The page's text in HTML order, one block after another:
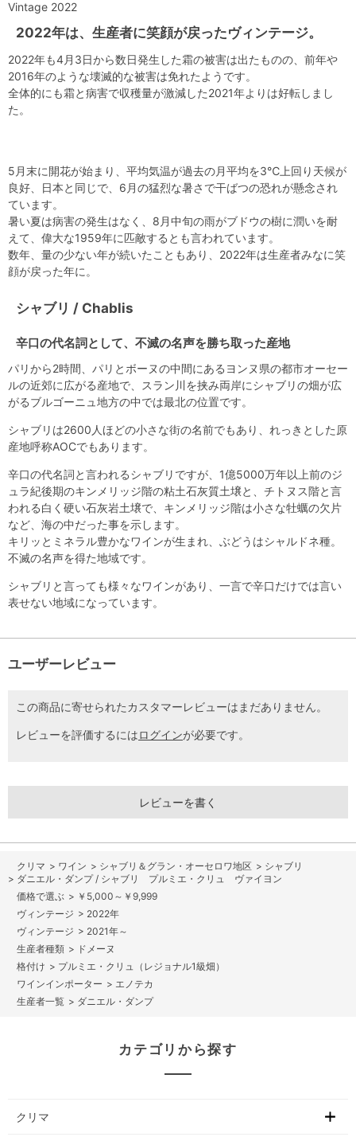
Vintage 2022
2022年は、生産者に笑顔が戻ったヴィンテージ。
2022年も4月3日から数日発生した霜の被害は出たものの、前年や
2016年のような壊滅的な被害は免れたようです。
全体的にも霜と病害で収穫量が激減した2021年よりは好転しまし
た。
5月末に開花が始まり、平均気温が過去の月平均を3℃上回り天候が
良好、日本と同じで、6月の猛烈な暑さで干ばつの恐れが懸念され
ています。
暑い夏は病害の発生はなく、8月中旬の雨がブドウの樹に潤いを耐
えて、偉大な1959年に匹敵するとも言われています。
数年、量の少ない年が続いたこともあり、2022年は生産者みなに笑
顔が戻った年に。
シャブリ / Chablis
辛口の代名詞として、不滅の名声を勝ち取った産地
パリから2時間、パリとボーヌの中間にあるヨンヌ県の都市オーセー
ルの近郊に広がる産地で、スラン川を挟み両岸にシャブリの畑が広
がるブルゴーニュ地方の中では最北の位置です。
シャブリは2600人ほどの小さな街の名前でもあり、れっきとした原
産地呼称AOCでもあります。
辛口の代名詞と言われるシャブリですが、1億5000万年以上前のジ
ュラ紀後期のキンメリッジ階の粘土石灰質土壌と、チトヌス階と言
われる白く硬い石灰岩土壌で、キンメリッジ階は小さな牡蠣の欠片
など、海の中だった事を示します。
キリッとミネラル豊かなワインが生まれ、ぶどうはシャルドネ種。
不滅の名声を得た地域です。
シャブリと言っても様々なワインがあり、一言で辛口だけでは言い
表せない地域になっています。
ユーザーレビュー
この商品に寄せられたカスタマーレビューはまだありません。
レビューを評価するにはログインが必要です。
レビューを書く
> ワイン > シャブリ＆グラン・オーセロワ地区 > シャブリ
> ダニエル・ダンプ / シャブリ プルミエ・クリュ ヴァイヨン
> ￥5,000～￥9,999
> 2022年
> 2021年～
> ドメーヌ
> プルミエ・クリュ（レジョナル1級畑）
> エノテカ
> ダニエル・ダンプ
カテゴリから探す
クリマ